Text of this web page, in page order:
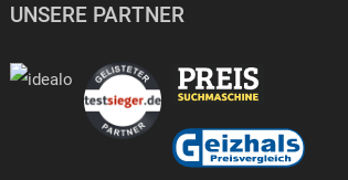
UNSERE PARTNER